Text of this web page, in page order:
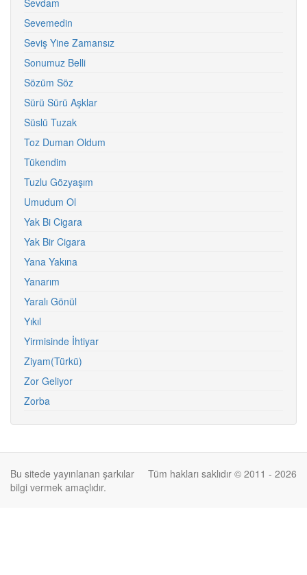
Sevdam
Sevemedin
Seviş Yine Zamansız
Sonumuz Belli
Sözüm Söz
Sürü Sürü Aşklar
Süslü Tuzak
Toz Duman Oldum
Tükendim
Tuzlu Gözyaşım
Umudum Ol
Yak Bi Cigara
Yak Bir Cigara
Yana Yakına
Yanarım
Yaralı Gönül
Yıkıl
Yirmisinde İhtiyar
Ziyam(Türkü)
Zor Geliyor
Zorba
Tüm hakları saklıdır © 2011 - 2026
Bu sitede yayınlanan şarkılar
bilgi vermek amaçlıdır.